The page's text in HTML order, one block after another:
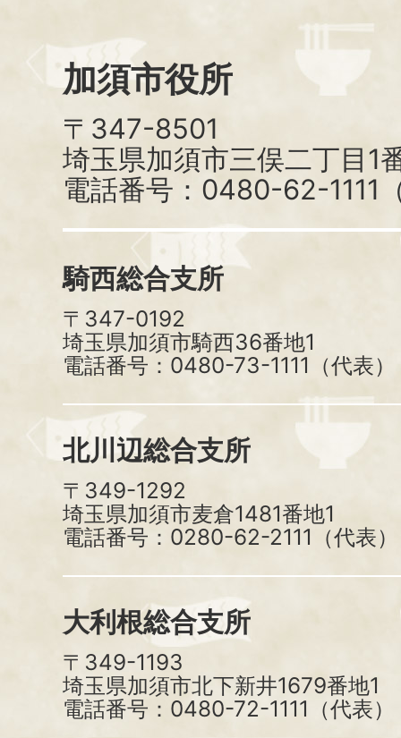
加須市役所
〒347-8501
埼玉県加須市三俣二丁目1
電話番号：0480-62-1111
騎西総合支所
〒347-0192
埼玉県加須市騎西36番地1
電話番号：0480-73-1111（代表）
北川辺総合支所
〒349-1292
埼玉県加須市麦倉1481番地1
電話番号：0280-62-2111（代表）
大利根総合支所
〒349-1193
埼玉県加須市北下新井1679番地1
電話番号：0480-72-1111（代表）